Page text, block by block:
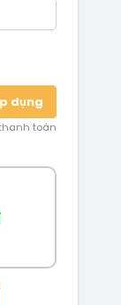
dụng
toán